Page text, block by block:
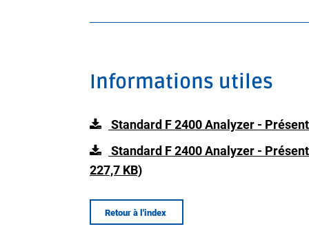
Informations utiles
Standard F 2400 Analyzer -
Standard F 2400 Analyzer -
227,7 KB)
Retour à l'index